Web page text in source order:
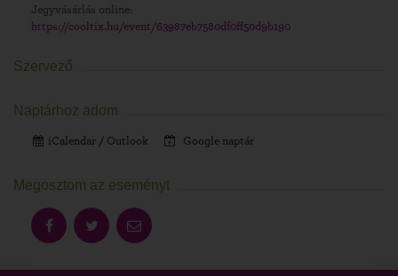
Jegyvásárlás online:
https://cooltix.hu/event/63987eb7580df0ff50d9b190
Szervező
Naptárhoz adom
iCalendar / Outlook Google naptár
Megosztom az eseményt